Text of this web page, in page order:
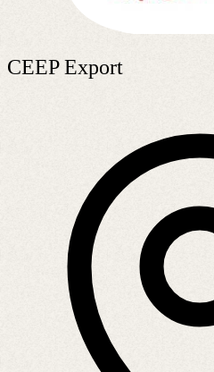
CEEP Export